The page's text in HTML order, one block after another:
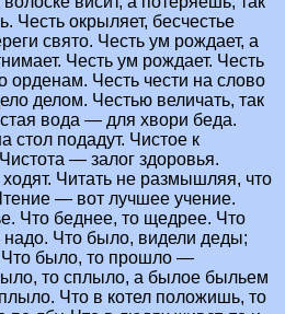
Честь окрыляет, бесчестье
свято. Честь ум рождает, а
Честь ум рождает. Честь
орденам. Честь чести на слово
делом. Честью величать, так
вода — для хвори беда.
стол подадут. Чистое к
— залог здоровья.
Читать не размышляя, что
— вот лучшее учение.
Что беднее, то щедрее. Что
Что было, видели деды;
Что было, то прошло —
то сплыло, а былое быльем
Что в котел положишь, то